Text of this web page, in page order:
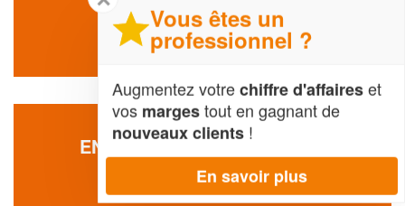
77 Chemin Long
67500 Haguenau
ENTREPRISE FARIS HICHEM
5 Rue Katia Krafft
67500 Haguenau
Vous êtes un
professionnel ?
Augmentez votrechiffre d'affaireset
vos margestout en gagnant de
nouveaux clients !
En savoir plus